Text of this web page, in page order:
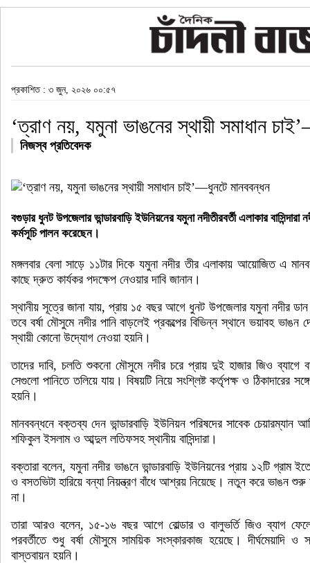
প্রকাশিত : ৩ জুন, ২০২৬ ০০:৫৭
‘ত্রাণ নয়, যমুনা ভাঙনের স্থায়ী সমাধান
নিজস্ব প্রতিবেদক
বগুড়ার ধুনট উপজেলার ভান্ডারবাড়ি ইউনিয়নের যমুনা নদীতীরবর্তী এলাকার বাসিন্দারা
কর্মসূচি পালন করেছেন।
মঙ্গলবার বেলা সাড়ে ১১টার দিকে যমুনা নদীর তীর এলাকায় আয়োজিত এ
কাছে দ্রুত কার্যকর পদক্ষেপ নেওয়ার দাবি জানান।
স্থানীয় সূত্রে জানা যায়, প্রায় ১৫ বছর আগে ধুনট উপজেলার যমুনা নদীর
তবে বর্ষা মৌসুমে নদীর পানি বাড়লেই প্রকল্পের বিভিন্ন স্থানে ভয়াবহ
স্থায়ী কোনো উদ্যোগ নেওয়া হয়নি।
তাদের দাবি, চলতি শুকনো মৌসুমে নদীর চরে প্রায় দুই হাজার জিও ব্যাগে
সেগুলো পানিতে তলিয়ে যায়। বিষয়টি নিয়ে সংশ্লিষ্ট কর্তৃপক্ষ ও ঠিকাদারের
হয়নি।
মানববন্ধনে বক্তব্য দেন ভান্ডারবাড়ি ইউনিয়ন পরিষদের সাবেক
শফিকুল ইসলাম ও আব্দুল লতিফসহ স্থানীয় বাসিন্দারা।
বক্তারা বলেন, যমুনা নদীর ভাঙনে ভান্ডারবাড়ি ইউনিয়নের প্রায় ১২টি গ্রাম
ও বসতভিটা হারিয়ে বন্যা নিয়ন্ত্রণ বাঁধে আশ্রয় নিয়েছে। নতুন করে ভাঙন
না।
তারা আরও বলেন, ১৫-১৬ বছর আগে বোল্ডার ও বালুভর্তি জিও ব্যাগ
পরবর্তীতে শুধু বর্ষা মৌসুমে সাময়িক সংস্কারকাজ হয়েছে। দীর্ঘমেয়াদি
বাস্তবায়ন হয়নি।